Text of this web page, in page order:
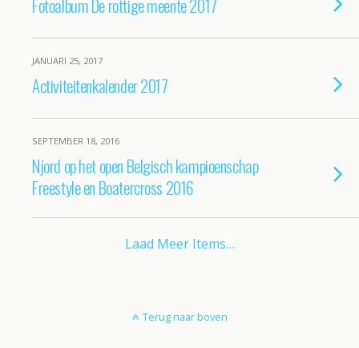
Fotoalbum De rottige meente 2017
JANUARI 25, 2017
Activiteitenkalender 2017
SEPTEMBER 18, 2016
Njord op het open Belgisch kampioenschap
Freestyle en Boatercross 2016
Laad Meer Items…
Terug naar boven